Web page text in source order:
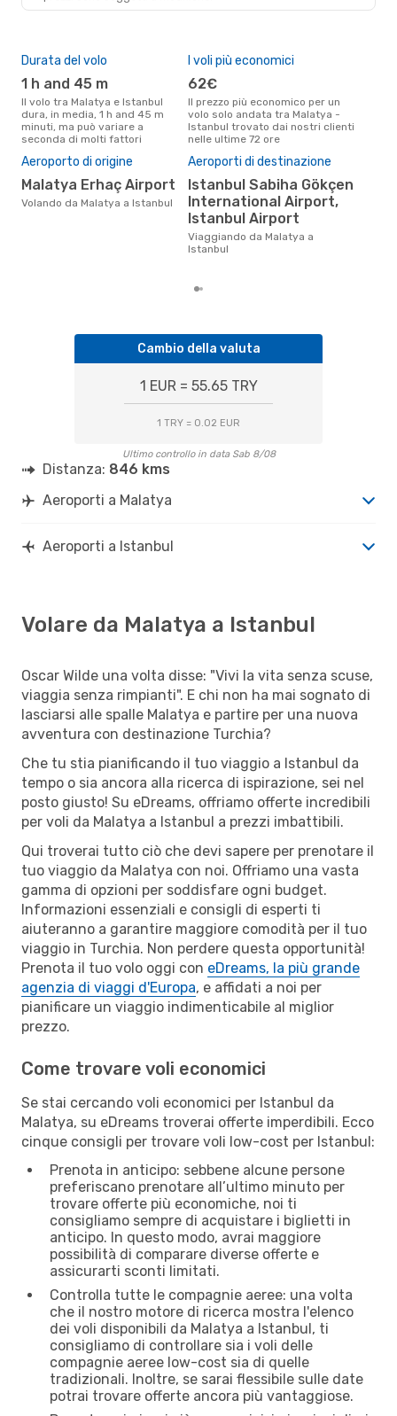
Durata del volo
1 h and 45 m
Il volo tra Malatya e Istanbul
dura, in media, 1 h and 45 m
minuti, ma può variare a
seconda di molti fattori
I voli più economici
62€
Il prezzo più economico per un
volo solo andata tra Malatya -
Istanbul trovato dai nostri clienti
nelle ultime 72 ore
Aeroporto di origine
Malatya Erhaç Airport
Volando da Malatya a Istanbul
Aeroporti di destinazione
International Airport,
Istanbul Airport
Viaggiando da Malatya a
Istanbul
Cambio della valuta
1 EUR = 55.65 TRY
1 TRY = 0.02 EUR
Ultimo controllo in data Sab 8/08
Distanza: 846 kms
Aeroporti a Malatya
Aeroporti a Istanbul
Volare da Malatya a Istanbul
Oscar Wilde una volta disse: "Vivi la vita senza scuse,
viaggia senza rimpianti". E chi non ha mai sognato di
lasciarsi alle spalle Malatya e partire per una nuova
avventura con destinazione Turchia?
Che tu stia pianificando il tuo viaggio a Istanbul da
tempo o sia ancora alla ricerca di ispirazione, sei nel
posto giusto! Su eDreams, offriamo offerte incredibili
per voli da Malatya a Istanbul a prezzi imbattibili.
Qui troverai tutto ciò che devi sapere per prenotare il
tuo viaggio da Malatya con noi. Offriamo una vasta
gamma di opzioni per soddisfare ogni budget.
Informazioni essenziali e consigli di esperti ti
aiuteranno a garantire maggiore comodità per il tuo
viaggio in Turchia. Non perdere questa opportunità!
Prenota il tuo volo oggi con eDreams, la più grande
agenzia di viaggi d'Europa, e affidati a noi per
pianificare un viaggio indimenticabile al miglior
prezzo.
Come trovare voli economici
Se stai cercando voli economici per Istanbul da
Malatya, su eDreams troverai offerte imperdibili. Ecco
cinque consigli per trovare voli low-cost per Istanbul:
Prenota in anticipo: sebbene alcune persone
preferiscano prenotare all’ultimo minuto per
trovare offerte più economiche, noi ti
consigliamo sempre di acquistare i biglietti in
anticipo. In questo modo, avrai maggiore
possibilità di comparare diverse offerte e
assicurarti sconti limitati.
Controlla tutte le compagnie aeree: una volta
che il nostro motore di ricerca mostra l'elenco
dei voli disponibili da Malatya a Istanbul, ti
consigliamo di controllare sia i voli delle
compagnie aeree low-cost sia di quelle
tradizionali. Inoltre, se sarai flessibile sulle date
potrai trovare offerte ancora più vantaggiose.